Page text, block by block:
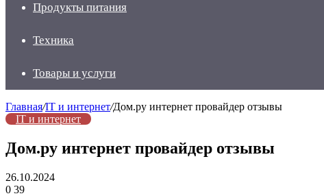
Продукты питания
Техника
Товары и услуги
Главная/IT и интернет/Дом.ру интернет провайдер отзывы
IT и интернет
Дом.ру интернет провайдер отзывы
26.10.2024
0 39